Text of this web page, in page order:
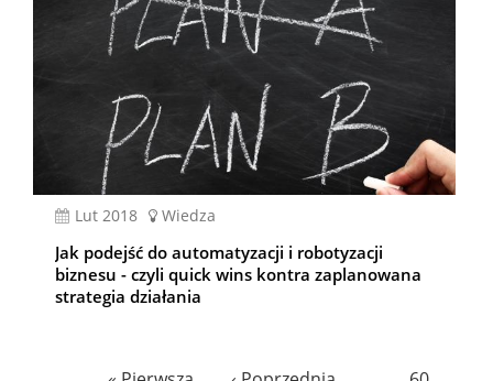
lut 2018 Wiedza
Jak podejść do automatyzacji i robotyzacji
biznesu - czyli quick wins kontra zaplanowana
strategia działania